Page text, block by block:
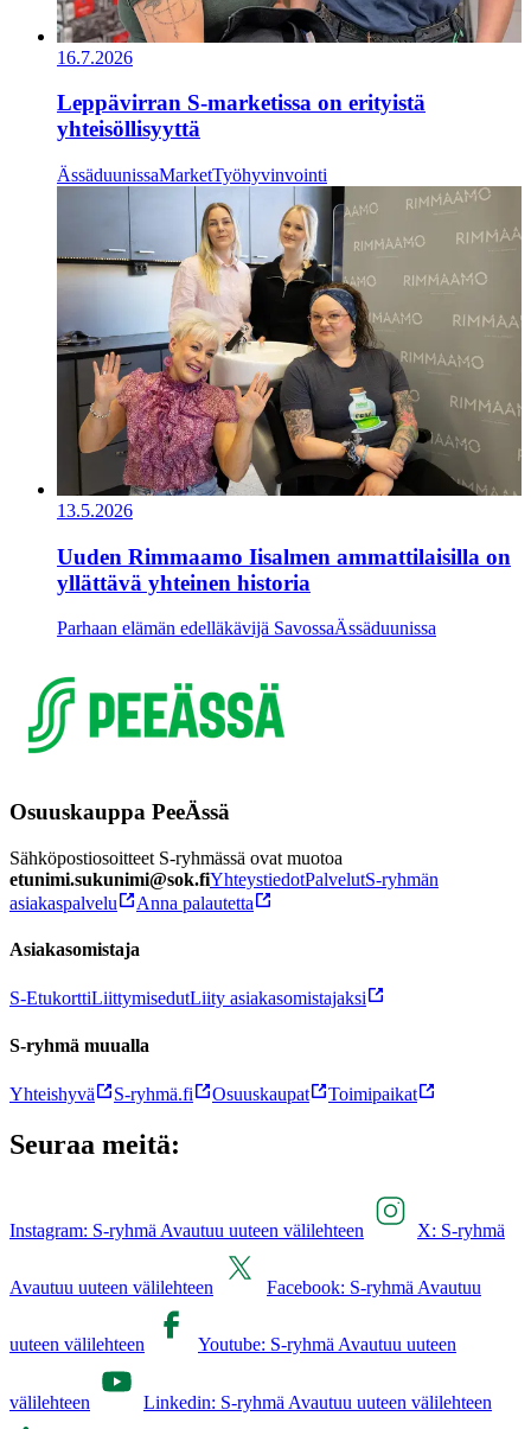
16.7.2026
Leppävirran S-marketissa on erityistä
yhteisöllisyyttä
ÄssäduunissaMarketTyöhyvinvointi
13.5.2026
Uuden Rimmaamo Iisalmen ammattilaisilla on
yllättävä yhteinen historia
Parhaan elämän edelläkävijä SavossaÄssäduunissa
Osuuskauppa PeeÄssä
Sähköpostiosoitteet S-ryhmässä ovat muotoa
etunimi.sukunimi@sok.fiYhteystiedotPalvelutS-ryhmän
asiakaspalvelu
Anna palautetta
Asiakasomistaja
S-EtukorttiLiittymisedutLiity asiakasomistajaksi
S-ryhmä muualla
Yhteishyvä S-ryhmä.fi Osuuskaupat Toimipaikat
Seuraa meitä:
Instagram: S-ryhmä Avautuu uuteen välilehteen X: S-ryhmä
Avautuu uuteen välilehteen Facebook: S-ryhmä Avautuu
uuteen välilehteen Youtube: S-ryhmä Avautuu uuteen
välilehteen Linkedin: S-ryhmä Avautuu uuteen välilehteen